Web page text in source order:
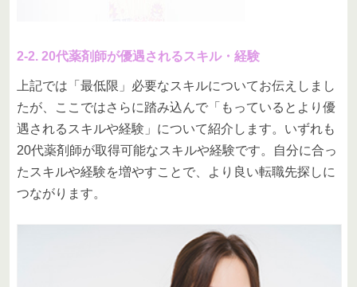
2-2. 20代薬剤師が優遇されるスキル・経験
上記では「最低限」必要なスキルについてお伝えしまし
たが、ここではさらに踏み込んで「もっているとより優
遇されるスキルや経験」について紹介します。いずれも
20代薬剤師が取得可能なスキルや経験です。自分に合っ
たスキルや経験を増やすことで、より良い転職先探しに
つながります。